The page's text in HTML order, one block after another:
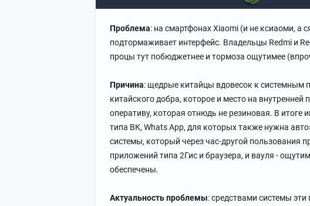
Проблема: на смартфонах Xiaomi (и не ксиаоми, а
подтормаживает интерфейс. Владельцы Redmi и
процы тут побюджетнее и тормоза ощутимее
Причина: щедрые китайцы вдовесок к системным
китайского добра, которое и место на внутренней
оперативу, которая отнюдь не резиновая. В
типа ВК, Whats App, для которых также нужна
системы, который через час-другой пользования
приложений типа 2Гис и браузера, и вауля -
обеспечены.
Актуальность проблемы: средствами системы